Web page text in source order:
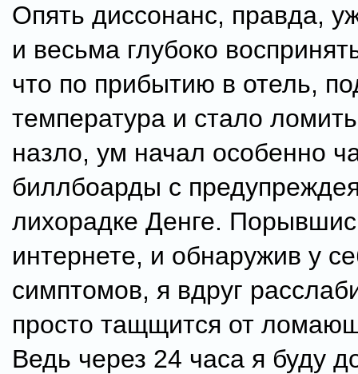
Опять диссонанс, правда,
и весьма глубоко
что по прибытию в отель,
температура и стало
назло, ум начал особенно
биллбоарды с
лихорадке Денге.
интернете, и обнаружив у
симптомов, я вдруг
просто тащщится от
Ведь через 24 часа я буду